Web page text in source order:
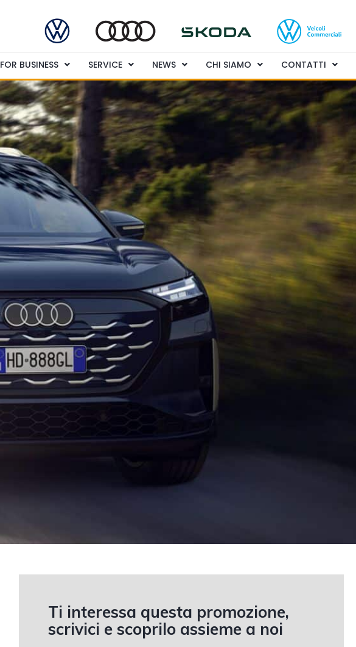
FOR BUSINESS SERVICE NEWS CHI SIAMO CONTATTI
Ti interessa questa promozione,
scrivici e scoprilo assieme a noi